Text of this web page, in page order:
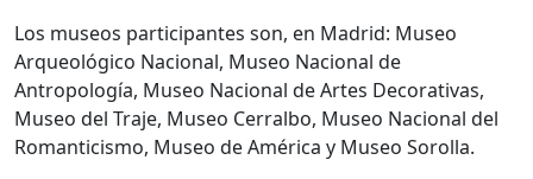
Los museos participantes son, en Madrid: Museo
Arqueológico Nacional, Museo Nacional de
Antropología, Museo Nacional de Artes Decorativas,
Museo del Traje, Museo Cerralbo, Museo Nacional del
Romanticismo, Museo de América y Museo Sorolla.